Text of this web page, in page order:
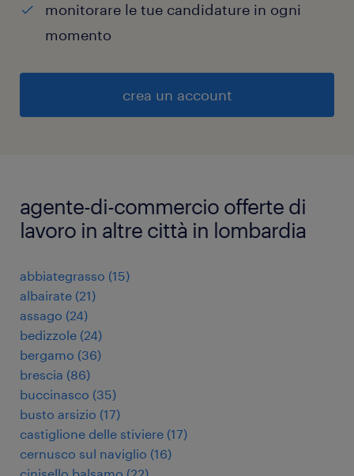
monitorare le tue candidature in ogni
momento
crea un account
agente-di-commercio offerte di
lavoro in altre città in lombardia
abbiategrasso (15)
albairate (21)
assago (24)
bedizzole (24)
bergamo (36)
brescia (86)
buccinasco (35)
busto arsizio (17)
castiglione delle stiviere (17)
cernusco sul naviglio (16)